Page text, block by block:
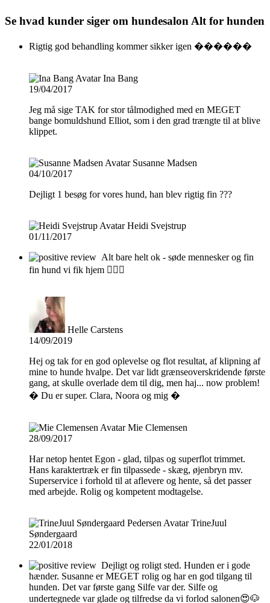
Se hvad kunder siger om hundesalon Alt for hunden
Rigtig god behandling kommer sikker igen ������
Ina Bang
19/04/2017
Jeg må sige TAK for stor tålmodighed med en MEGET
bange bomuldshund Elliot, som i den grad trængte til at blive
klippet.
Susanne Madsen
04/10/2017
Dejligt 1 besøg for vores hund, han blev rigtig fin ???
Heidi Svejstrup
01/11/2017
Alt bare helt ok - søde mennesker og fin
fin hund vi fik hjem 👍🏼😀
Helle Carstens
14/09/2019
Hej og tak for en god oplevelse og flot resultat, af klipning af
mine to hunde hvalpe. Det var lidt grænseoverskridende første
gang, at skulle overlade dem til dig, men haj... now problem!
� Du er super. Clara, Noora og mig �
Mie Clemensen
28/09/2017
Har netop hentet Egon - glad, tilpas og superflot trimmet.
Hans karaktertræk er fin tilpassede - skæg, øjenbryn mv.
Superservice i forhold til at aflevere og hente, så det passer
med arbejde. Rolig og kompetent modtagelse.
TrineJuul
Søndergaard
22/01/2018
Dejligt og roligt sted. Hunden er i gode
hænder. Susanne er MEGET rolig og har en god tilgang til
hunden. Det var første gang Silfe var der. Silfe og
undertegnede var glade og tilfredse da vi forlod salonen😍🐶